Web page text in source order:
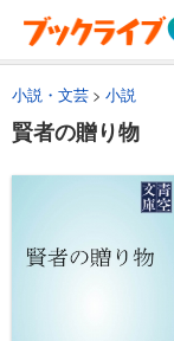
小説・文芸 小説
賢者の贈り物